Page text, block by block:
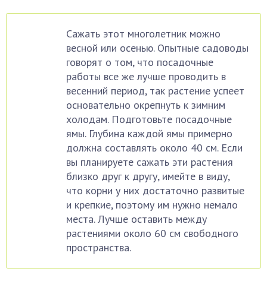
Сажать этот многолетник можно
весной или осенью. Опытные садоводы
говорят о том, что посадочные
работы все же лучше проводить в
весенний период, так растение успеет
основательно окрепнуть к зимним
холодам. Подготовьте посадочные
ямы. Глубина каждой ямы примерно
должна составлять около 40 см. Если
вы планируете сажать эти растения
близко друг к другу, имейте в виду,
что корни у них достаточно развитые
и крепкие, поэтому им нужно немало
места. Лучше оставить между
растениями около 60 см свободного
пространства.